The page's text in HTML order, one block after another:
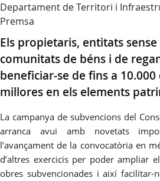
Departament de Territori i
Premsa
Els propietaris, entitats
comunitats de béns i de
beneficiar-se de fins a
millores en els elements
La campanya de subvencions del
arranca avui amb novetats
l’avançament de la convocatòria en
d’altres exercicis per poder ampliar
obres subvencionades i així facilitar-